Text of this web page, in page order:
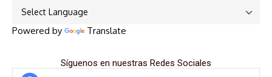
Powered by Translate
Síguenos en nuestras Redes Sociales